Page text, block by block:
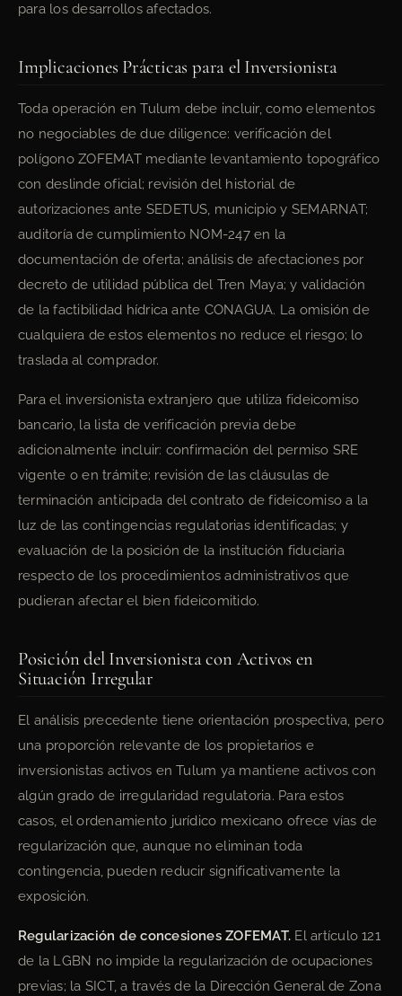
para los desarrollos afectados.
Implicaciones Prácticas para el Inversionista
Toda operación en Tulum debe incluir, como elementos
no negociables de due diligence: verificación del
polígono ZOFEMAT mediante levantamiento topográfico
con deslinde oficial; revisión del historial de
autorizaciones ante SEDETUS, municipio y SEMARNAT;
auditoría de cumplimiento NOM-247 en la
documentación de oferta; análisis de afectaciones por
decreto de utilidad pública del Tren Maya; y validación
de la factibilidad hídrica ante CONAGUA. La omisión de
cualquiera de estos elementos no reduce el riesgo; lo
traslada al comprador.
Para el inversionista extranjero que utiliza fideicomiso
bancario, la lista de verificación previa debe
adicionalmente incluir: confirmación del permiso SRE
vigente o en trámite; revisión de las cláusulas de
terminación anticipada del contrato de fideicomiso a la
luz de las contingencias regulatorias identificadas; y
evaluación de la posición de la institución fiduciaria
respecto de los procedimientos administrativos que
pudieran afectar el bien fideicomitido.
Posición del Inversionista con Activos en
Situación Irregular
El análisis precedente tiene orientación prospectiva, pero
una proporción relevante de los propietarios e
inversionistas activos en Tulum ya mantiene activos con
algún grado de irregularidad regulatoria. Para estos
casos, el ordenamiento jurídico mexicano ofrece vías de
regularización que, aunque no eliminan toda
contingencia, pueden reducir significativamente la
exposición.
Regularización de concesiones ZOFEMAT. El artículo 121
de la LGBN no impide la regularización de ocupaciones
previas; la SICT, a través de la Dirección General de Zona